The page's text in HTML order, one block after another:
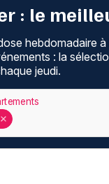
: le
hebdomadaire à
: la
jeudi.